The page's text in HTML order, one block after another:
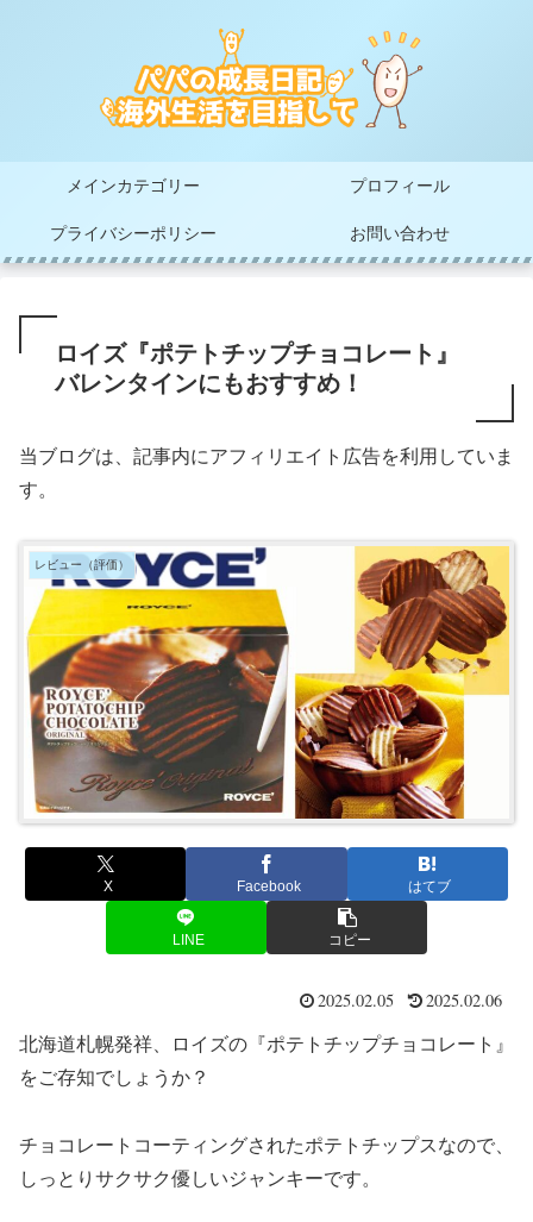
メインカテゴリー プロフィール
プライバシーポリシー お問い合わせ
ロイズ『ポテトチップチョコレート』
バレンタインにもおすすめ！
当ブログは、記事内にアフィリエイト広告を利用していま
す。
レビュー（評価）
X Facebook はてブ
LINE コピー
2025.02.05 2025.02.06
北海道札幌発祥、ロイズの『ポテトチップチョコレート』
をご存知でしょうか？
チョコレートコーティングされたポテトチップスなので、
しっとりサクサク優しいジャンキーです。